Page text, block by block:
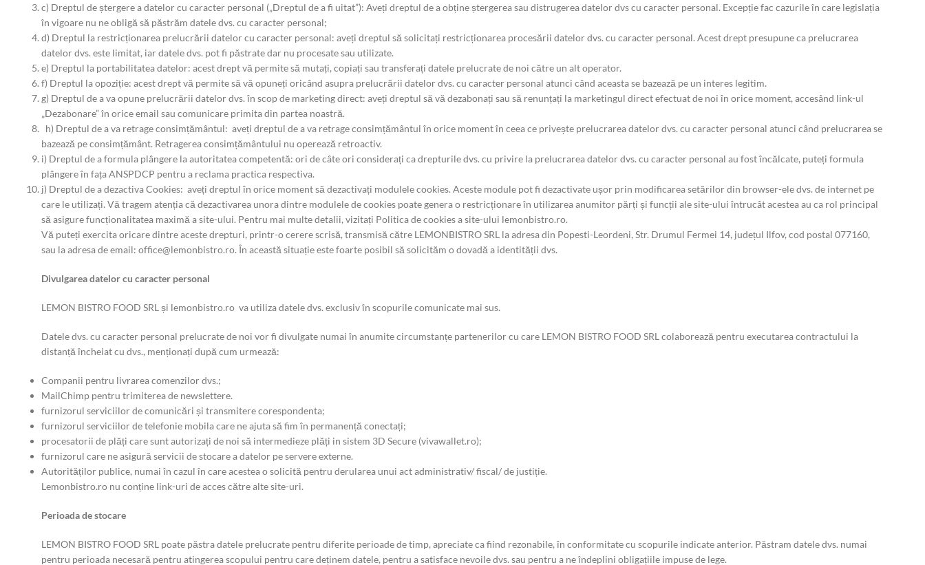
c) Dreptul de ștergere a datelor cu caracter personal („Dreptul de a fi uitat”): Aveți dreptul de a obține ștergerea sau distrugerea datelor dvs cu caracter personal. Excepție fac cazurile în care legislația
în vigoare nu ne obligă să păstrăm datele dvs. cu caracter personal;
d) Dreptul la restricționarea prelucrării datelor cu caracter personal: aveți dreptul să solicitați restricționarea procesării datelor dvs. cu caracter personal. Acest drept presupune ca prelucrarea
datelor dvs. este limitat, iar datele dvs. pot fi păstrate dar nu procesate sau utilizate.
e) Dreptul la portabilitatea datelor: acest drept vă permite să mutați, copiați sau transferați datele prelucrate de noi către un alt operator.
f) Dreptul la opoziție: acest drept vă permite să vă opuneți oricând asupra prelucrării datelor dvs. cu caracter personal atunci când aceasta se bazează pe un interes legitim.
g) Dreptul de a va opune prelucrării datelor dvs. în scop de marketing direct: aveți dreptul să vă dezabonați sau să renunțați la marketingul direct efectuat de noi în orice moment, accesând link-ul
„Dezabonare” în orice email sau comunicare primita din partea noastră.
h) Dreptul de a va retrage consimțământul: aveți dreptul de a va retrage consimțământul în orice moment în ceea ce privește prelucrarea datelor dvs. cu caracter personal atunci când prelucrarea se
bazează pe consimțământ. Retragerea consimțământului nu operează retroactiv.
i) Dreptul de a formula plângere la autoritatea competentă: ori de câte ori considerați ca drepturile dvs. cu privire la prelucrarea datelor dvs. cu caracter personal au fost încălcate, puteți formula
plângere în fața ANSPDCP pentru a reclama practica respectiva.
j) Dreptul de a dezactiva Cookies: aveți dreptul în orice moment să dezactivați modulele cookies. Aceste module pot fi dezactivate ușor prin modificarea setărilor din browser-ele dvs. de internet pe
care le utilizați. Vă tragem atenția că dezactivarea unora dintre modulele de cookies poate genera o restricționare în utilizarea anumitor părți și funcții ale site-ului întrucât acestea au ca rol principal
să asigure funcționalitatea maximă a site-ului. Pentru mai multe detalii, vizitați Politica de cookies a site-ului lemonbistro.ro.
Vă puteți exercita oricare dintre aceste drepturi, printr-o cerere scrisă, transmisă către LEMONBISTRO SRL la adresa din Popesti-Leordeni, Str. Drumul Fermei 14, județul Ilfov, cod postal 077160,
sau la adresa de email: office@lemonbistro.ro. În această situație este foarte posibil să solicităm o dovadă a identității dvs.
Divulgarea datelor cu caracter personal
LEMON BISTRO FOOD SRL și lemonbistro.ro va utiliza datele dvs. exclusiv în scopurile comunicate mai sus.
Datele dvs. cu caracter personal prelucrate de noi vor fi divulgate numai în anumite circumstanțe partenerilor cu care LEMON BISTRO FOOD SRL colaborează pentru executarea contractului la
distanță încheiat cu dvs., menționați după cum urmează:
Companii pentru livrarea comenzilor dvs.;
MailChimp pentru trimiterea de newslettere.
furnizorul serviciilor de comunicări și transmitere corespondenta;
furnizorul serviciilor de telefonie mobila care ne ajuta să fim în permanență conectați;
procesatorii de plăți care sunt autorizați de noi să intermedieze plăți in sistem 3D Secure (vivawallet.ro);
furnizorul care ne asigură servicii de stocare a datelor pe servere externe.
Autorităților publice, numai în cazul în care acestea o solicită pentru derularea unui act administrativ/ fiscal/ de justiție.
Lemonbistro.ro nu conține link-uri de acces către alte site-uri.
Perioada de stocare
LEMON BISTRO FOOD SRL poate păstra datele prelucrate pentru diferite perioade de timp, apreciate ca fiind rezonabile, în conformitate cu scopurile indicate anterior. Păstram datele dvs. numai
pentru perioada necesară pentru atingerea scopului pentru care deținem datele, pentru a satisface nevoile dvs. sau pentru a ne îndeplini obligațiile impuse de lege.